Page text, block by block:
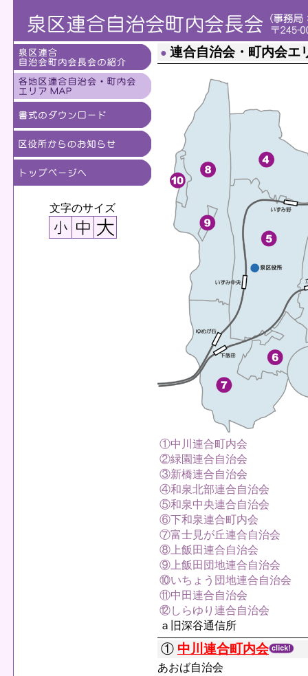
文字のサイズ
● 連合自治会・町内会エ
①中川連合町内会
②緑園連合自治会
③新橋連合自治会
④和泉北部連合自治会
⑤和泉中央連合自治会
⑥下和泉連合町内会
⑦富士見が丘連合自治会
⑧上飯田連合自治会
⑨上飯田団地連合自治会
⑩いちょう団地連合自治会
⑪中田連合自治会
⑫しらゆり連合自治会
ａ旧深谷通信所
① 中川連合町内会
あおば自治会